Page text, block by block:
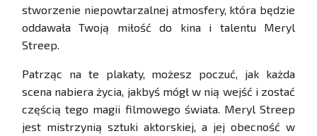
stworzenie niepowtarzalnej atmosfery, która będzie
oddawała Twoją miłość do kina i talentu Meryl
Streep.
Patrząc na te plakaty, możesz poczuć, jak każda
scena nabiera życia, jakbyś mógł w nią wejść i zostać
częścią tego magii filmowego świata. Meryl Streep
jest mistrzynią sztuki aktorskiej, a jej obecność w